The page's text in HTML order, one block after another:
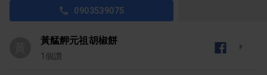
0903539075
黃艋舺元祖胡椒餅
1 個讚